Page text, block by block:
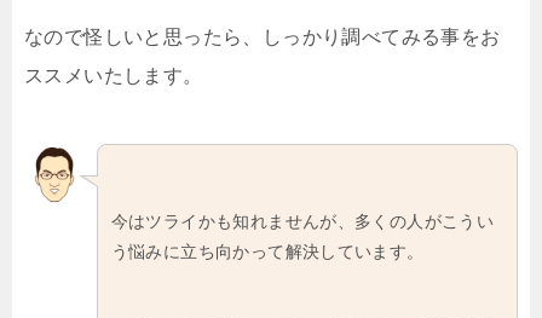
なので怪しいと思ったら、しっかり調べてみる事をお
ススメいたします。
今はツライかも知れませんが、多くの人がこうい
う悩みに立ち向かって解決しています。